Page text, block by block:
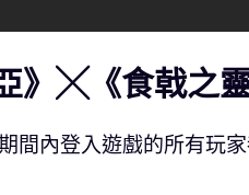
》╳《食戟之
間內登入遊戲的所有玩